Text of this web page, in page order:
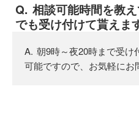
相談可能時間を教
でも受け付けて貰えま
朝9時～夜20時まで受け
可能ですので、お気軽にお